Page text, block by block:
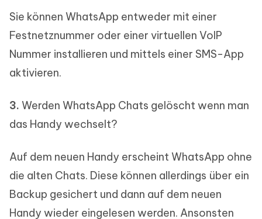
Sie können WhatsApp entweder mit einer
Festnetznummer oder einer virtuellen VoIP
Nummer installieren und mittels einer SMS-App
aktivieren.
3. Werden WhatsApp Chats gelöscht wenn man
das Handy wechselt?
Auf dem neuen Handy erscheint WhatsApp ohne
die alten Chats. Diese können allerdings über ein
Backup gesichert und dann auf dem neuen
Handy wieder eingelesen werden. Ansonsten